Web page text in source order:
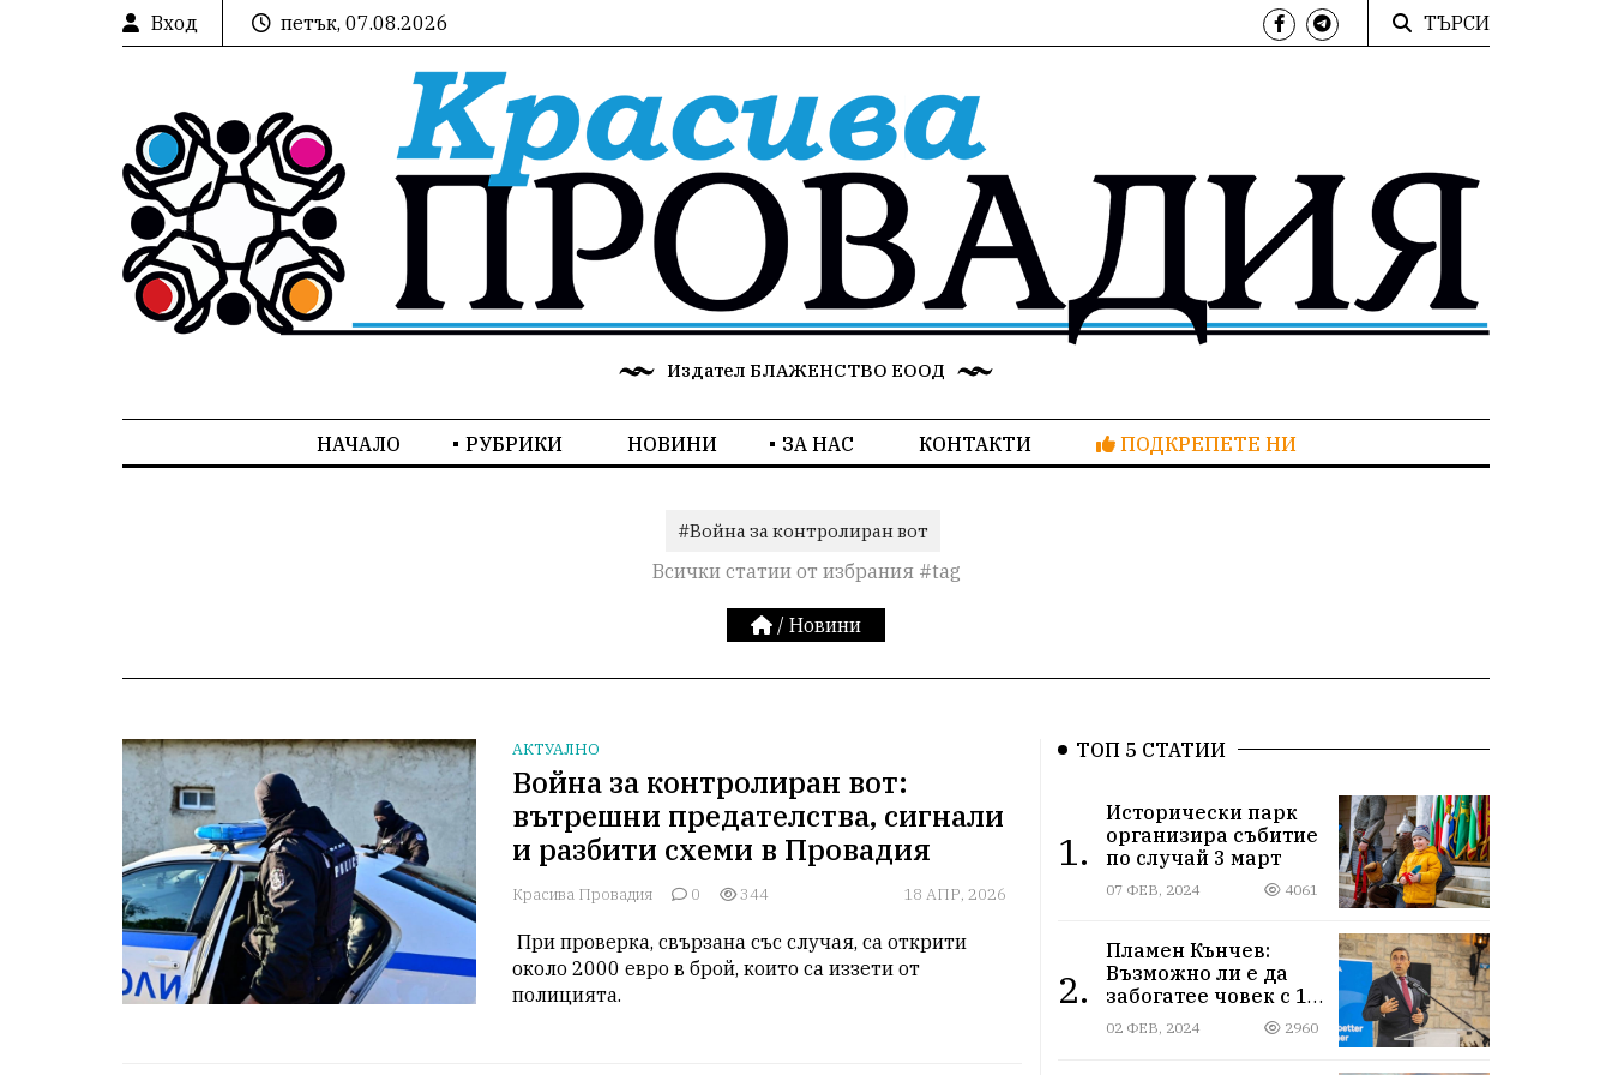
Вход петък, 07.08.2026 ТЪРСИ
Издател БЛАЖЕНСТВО ЕООД
НАЧАЛО РУБРИКИ НОВИНИ ЗА НАС КОНТАКТИ ПОДКРЕПЕТЕ НИ
#Война за контролиран вот
Всички статии от избрания #tag
/ Новини
АКТУАЛНО
Война за контролиран вот:
вътрешни предателства, сигнали
и разбити схеми в Провадия
Красива Провадия 0 344 18 АПР, 2026
около 2000 евро в брой, които са иззети от
полицията.
ТОП 5 СТАТИИ
1.
Исторически парк
организира събитие
по случай 3 март
07 ФЕВ, 2024 4061
2.
Пламен Кънчев:
Възможно ли е да
забогатее човек с 1
000 лева доход?
02 ФЕВ, 2024 2960